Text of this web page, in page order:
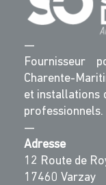
—
Fournisseur
Charente-
et installations
professionnels.
—
Adresse
12 Route de
17460 Varzay